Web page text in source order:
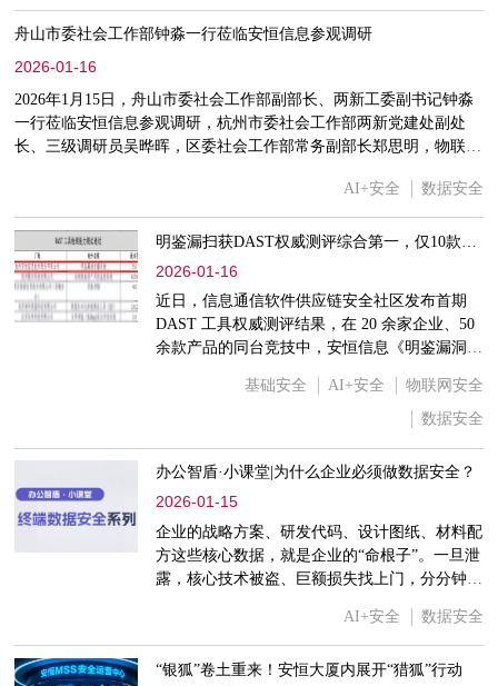
事业迈上新台阶。协会理事长、副理事长，中央
网信办网络安全协调局、网络社会工作局、网络
人才创研院院长苗春雨，以及公司研究院相关专
家受邀出席本次行业盛会并作主题发言。
舟山市委社会工作部钟淼一行莅临安恒信息参观调研
2026-01-16
2026年1月15日，舟山市委社会工作部副部长、两新工委副书记钟淼
一行莅临安恒信息参观调研，杭州市委社会工作部两新党建处副处
长、三级调研员吴晔晖，区委社会工作部常务副部长郑思明，物联网
AI+安全 数据安全
2026-01-16
近日，信息通信软件供应链安全社区发布首期
DAST 工具权威测评结果，在 20 余家企业、50
余款产品的同台竞技中，安恒信息《明鉴漏洞扫
综合排名第一。本次测评以统一靶标为基础，通
过全程录屏记录、多维加权评分等严苛标准执
顶，不仅印证了其扎实的技术实力，更以其搭载
对企业重保网络环境中的核心安全痛点，展现了
领先的行业应用价值。未来，安恒信息将继续迭
代技术，以更智能、更高效的安全工具，助力企
业在数字化转型中实现 “安全与业务协同发
展”，为软件供应链安全筑牢防线。
基础安全 AI+安全
物联网安全
数据安全
办公智盾·小课堂|为什么企业必须做数据安全？
2026-01-15
企业的战略方案、研发代码、设计图纸、材料配
方这些核心数据，就是企业的“命根子”。一旦泄
露，核心技术被盗、巨额损失找上门，分分钟让
伏企业数据被窃取的案例，直接造成数亿损失，
企业连哭的地方都没有。更别说勒索软件还会盯
上企业的办公文档、客户资料，加密劫持后不仅
AI+安全 数据安全
“银狐”卷土重来！安恒大厦内展开“猎狐”行动